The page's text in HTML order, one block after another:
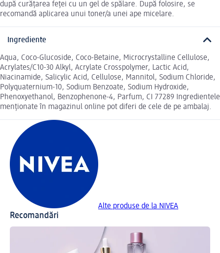
după curățarea feței cu un gel de spălare. După folosire, se
recomandă aplicarea unui toner/a unei ape micelare.
Ingrediente
Aqua, Coco-Glucoside, Coco-Betaine, Microcrystalline Cellulose,
Acrylates/C10-30 Alkyl, Acrylate Crosspolymer, Lactic Acid,
Niacinamide, Salicylic Acid, Cellulose, Mannitol, Sodium Chloride,
Polyquaternium-10, Sodium Benzoate, Sodium Hydroxide,
Phenoxyethanol, Benzophenone-4, Parfum, CI 77289 Ingredientele
menționate în magazinul online pot diferi de cele de pe ambalaj.
Alte produse de la NIVEA
Recomandări